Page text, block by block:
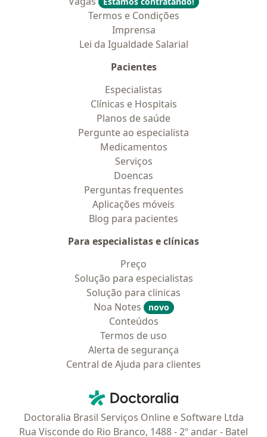
Termos e Condições
Imprensa
Lei da Igualdade Salarial
Pacientes
Especialistas
Clínicas e Hospitais
Planos de saúde
Pergunte ao especialista
Medicamentos
Serviços
Doencas
Perguntas frequentes
Aplicações móveis
Blog para pacientes
Para especialistas e clínicas
Preço
Solução para especialistas
Solução para clinicas
Noa Notes
novo
Conteúdos
Termos de uso
Alerta de segurança
Central de Ajuda para clientes
Doctoralia - Homepage
Doctoralia Brasil Serviços Online e Software Ltda
Rua Visconde do Rio Branco, 1488 - 2º andar - Batel